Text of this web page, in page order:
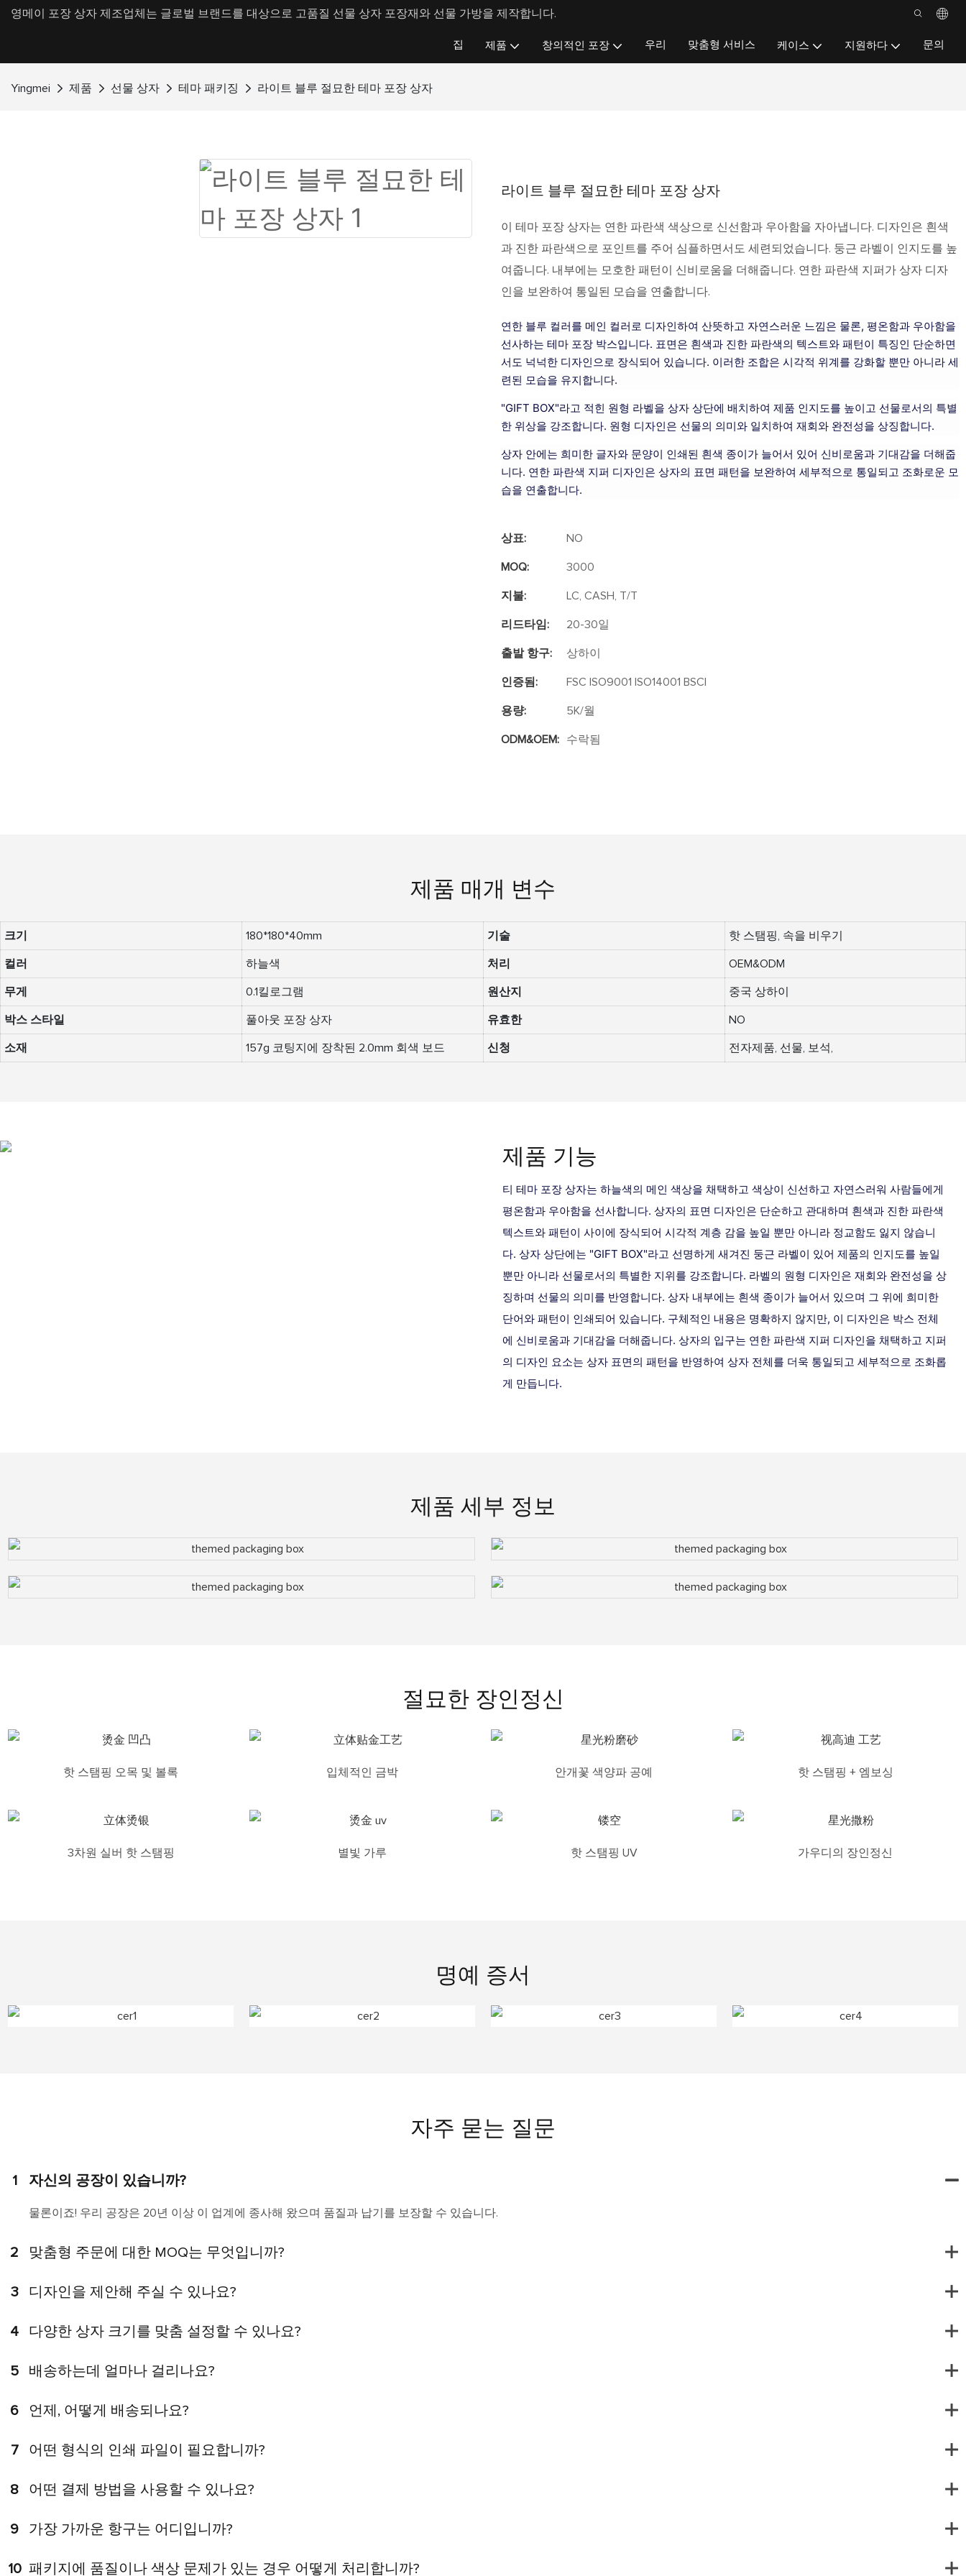
영메이 포장 상자 제조업체는 글로벌 브랜드를 대상으로 고품질 선물 상자 포장재와 선물 가방을 제작합니다.
집 제품 창의적인 포장 우리 맞춤형 서비스 케이스 지원하다 문의
Yingmei 제품 선물 상자 테마 패키징 라이트 블루 절묘한 테마 포장 상자
라이트 블루 절묘한 테마 포장 상자
이 테마 포장 상자는 연한 파란색 색상으로 신선함과 우아함을 자아냅니다. 디자인은 흰색
과 진한 파란색으로 포인트를 주어 심플하면서도 세련되었습니다. 둥근 라벨이 인지도를 높
여줍니다. 내부에는 모호한 패턴이 신비로움을 더해줍니다. 연한 파란색 지퍼가 상자 디자
인을 보완하여 통일된 모습을 연출합니다.
연한 블루 컬러를 메인 컬러로 디자인하여 산뜻하고 자연스러운 느낌은 물론, 평온함과 우아함을
선사하는 테마 포장 박스입니다. 표면은 흰색과 진한 파란색의 텍스트와 패턴이 특징인 단순하면
서도 넉넉한 디자인으로 장식되어 있습니다. 이러한 조합은 시각적 위계를 강화할 뿐만 아니라 세
련된 모습을 유지합니다.
"GIFT BOX"라고 적힌 원형 라벨을 상자 상단에 배치하여 제품 인지도를 높이고 선물로서의 특별
한 위상을 강조합니다. 원형 디자인은 선물의 의미와 일치하여 재회와 완전성을 상징합니다.
상자 안에는 희미한 글자와 문양이 인쇄된 흰색 종이가 늘어서 있어 신비로움과 기대감을 더해줍
니다. 연한 파란색 지퍼 디자인은 상자의 표면 패턴을 보완하여 세부적으로 통일되고 조화로운 모
습을 연출합니다.
상표: NO
MOQ: 3000
지불: LC, CASH, T/T
리드타임: 20-30일
출발 항구: 상하이
인증됨: FSC ISO9001 ISO14001 BSCI
용량: 5K/월
ODM&OEM: 수락됨
제품 매개 변수
크기 180*180*40mm 기술 핫 스탬핑, 속을 비우기
컬러 하늘색 처리 OEM&ODM
무게 0.1킬로그램 원산지 중국 상하이
박스 스타일 풀아웃 포장 상자 유효한 NO
소재 157g 코팅지에 장착된 2.0mm 회색 보드 신청 전자제품, 선물, 보석,
제품 기능
티 테마 포장 상자는 하늘색의 메인 색상을 채택하고 색상이 신선하고 자연스러워 사람들에게
평온함과 우아함을 선사합니다. 상자의 표면 디자인은 단순하고 관대하며 흰색과 진한 파란색
텍스트와 패턴이 사이에 장식되어 시각적 계층 감을 높일 뿐만 아니라 정교함도 잃지 않습니
다. 상자 상단에는 "GIFT BOX"라고 선명하게 새겨진 둥근 라벨이 있어 제품의 인지도를 높일
뿐만 아니라 선물로서의 특별한 지위를 강조합니다. 라벨의 원형 디자인은 재회와 완전성을 상
징하며 선물의 의미를 반영합니다. 상자 내부에는 흰색 종이가 늘어서 있으며 그 위에 희미한
단어와 패턴이 인쇄되어 있습니다. 구체적인 내용은 명확하지 않지만, 이 디자인은 박스 전체
에 신비로움과 기대감을 더해줍니다. 상자의 입구는 연한 파란색 지퍼 디자인을 채택하고 지퍼
의 디자인 요소는 상자 표면의 패턴을 반영하여 상자 전체를 더욱 통일되고 세부적으로 조화롭
게 만듭니다.
제품 세부 정보
절묘한 장인정신
핫 스탬핑 오목 및 볼록 입체적인 금박 안개꽃 색양파 공예 핫 스탬핑 + 엠보싱
3차원 실버 핫 스탬핑 별빛 가루 핫 스탬핑 UV 가우디의 장인정신
명예 증서
자주 묻는 질문
1 자신의 공장이 있습니까?
물론이죠! 우리 공장은 20년 이상 이 업계에 종사해 왔으며 품질과 납기를 보장할 수 있습니다.
2 맞춤형 주문에 대한 MOQ는 무엇입니까?
3 디자인을 제안해 주실 수 있나요?
4 다양한 상자 크기를 맞춤 설정할 수 있나요?
5 배송하는데 얼마나 걸리나요?
6 언제, 어떻게 배송되나요?
7 어떤 형식의 인쇄 파일이 필요합니까?
8 어떤 결제 방법을 사용할 수 있나요?
9 가장 가까운 항구는 어디입니까?
10 패키지에 품질이나 색상 문제가 있는 경우 어떻게 처리합니까?